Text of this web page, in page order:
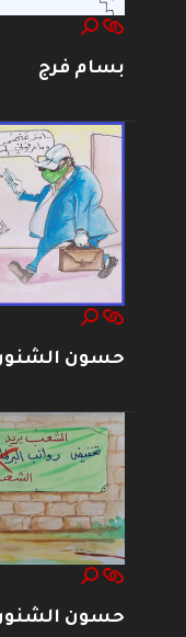
بسام فرج
حسون
حسون